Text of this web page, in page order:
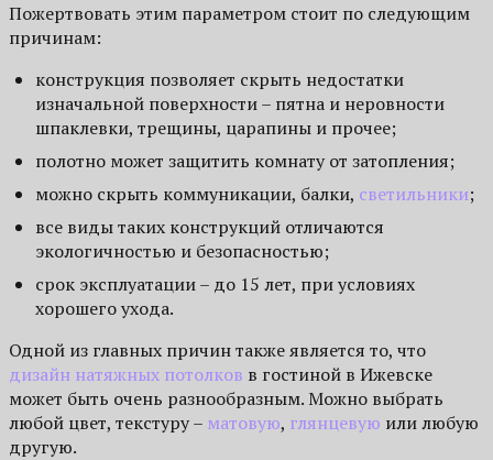
Пожертвовать этим параметром стоит по следующим
причинам:
конструкция позволяет скрыть недостатки
изначальной поверхности – пятна и неровности
шпаклевки, трещины, царапины и прочее;
полотно может защитить комнату от затопления;
можно скрыть коммуникации, балки, светильники;
все виды таких конструкций отличаются
экологичностью и безопасностью;
срок эксплуатации – до 15 лет, при условиях
хорошего ухода.
Одной из главных причин также является то, что
дизайн натяжных потолков в гостиной в Ижевске
может быть очень разнообразным. Можно выбрать
любой цвет, текстуру – матовую, глянцевую или любую
другую.